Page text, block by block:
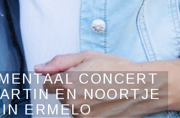
CONCERT
EN NOORTJE
IN ERMELO